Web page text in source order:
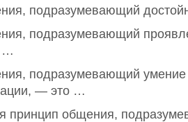
подразумевающий
подразумевающий
…
подразумевающий умение
— это …
принцип общения,